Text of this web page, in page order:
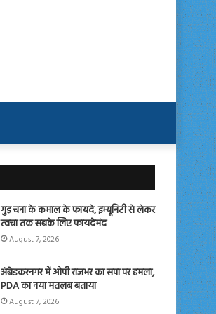
गुड़ चना के कमाल के फायदे, इम्यूनिटी से लेकर
त्वचा तक सबके लिए फायदेमंद
August 7, 2026
अंबेडकरनगर में ओपी राजभर का सपा पर हमला,
PDA का नया मतलब बताया
August 7, 2026